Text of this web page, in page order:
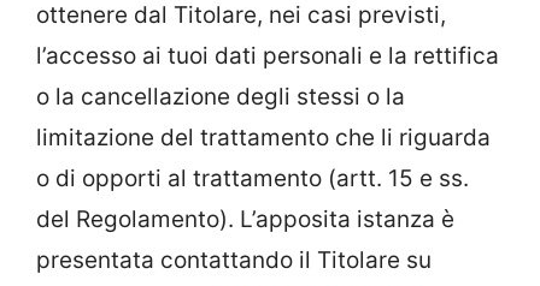
ottenere dal Titolare, nei casi previsti,
l’accesso ai tuoi dati personali e la rettifica
o la cancellazione degli stessi o la
limitazione del trattamento che li riguarda
o di opporti al trattamento (artt. 15 e ss.
del Regolamento). L’apposita istanza è
presentata contattando il Titolare su